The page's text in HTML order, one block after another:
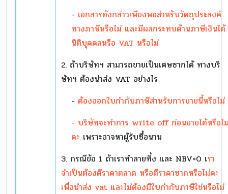
- เอกสารดังกล่าวเพียงพอสำหรับวัตถุประสงค์
ทางภาษีหรือไม่ และมีผลกระทบด้านภาษีเงินได้
นิติบุคคลหรือ VAT หรือไม่
2. ถ้าบริษัทฯ สามารถขายเป็นเศษซากได้ ทางบริ
ษัทฯ ต้องนำส่ง VAT อย่างไร
- ต้องออกใบกำกับภาษีสำหรับการขายนี้หรือไม่
- บริษัทจะทำการ write off ก่อนขายได้หรือไ
คะ เพราะอาจหาผู้รับซื้อนาน
3. กรณีข้อ 1 ถ้าเราทำลายทิ้ง และ NBV=0 เรา
จำเป็นต้องตีราคาตลาด หรือตีราคาซากหรือไม่คะ
เพื่อนำส่ง vat และไม่ต้องมีใบกำกับภาษีใช่หรือไม่